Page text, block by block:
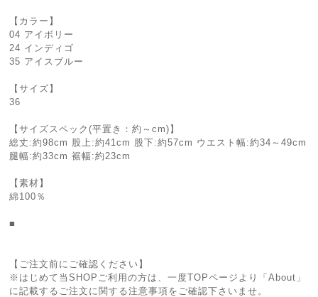
【カラー】
04 アイボリー
24 インディゴ
35 アイスブルー
【サイズ】
36
【サイズスペック(平置き：約～cm)】
総丈:約98cm 股上:約41cm 股下:約57cm ウエスト幅:約34～49cm
腿幅:約33cm 裾幅:約23cm
【素材】
綿100％
■
【ご注文前にご確認ください】
※はじめて当SHOPご利用の方は、一度TOPページより「About」
に記載するご注文に関する注意事項をご確認下さいませ。